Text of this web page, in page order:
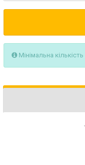
Мінімальна